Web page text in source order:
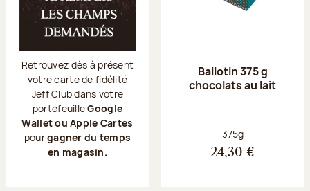
Retrouvez dès à présent
votre carte de fidélité
Jeff Club dans votre
portefeuilleGoogle
Wallet ou Apple Cartes
pourgagner du temps
en magasin.
Ballotin 375 g
chocolats au lait
Poids net :
375g
24,30 €